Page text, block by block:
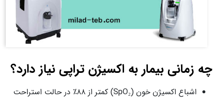
چه زمانی بیمار به اکسیژن‌ تراپی نیاز دارد؟
اشباع اکسیژن خون (SpO₂) کمتر از ۸۸٪ در حالت استراحت